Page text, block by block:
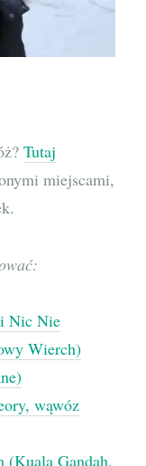
Tutaj
miejscami,
Nic Nie
Wierch)
wąwóz
(Kuala Gandah,